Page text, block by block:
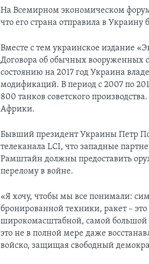
На Всемирном экономическом
что его страна отправила в Украину
Вместе с тем украинское издание
Договора об обычных вооруженных
состоянию на 2017 год Украина
модификаций. В период с 2007 по
800 танков советского
Африки.
Бывший президент Украины Петр
телеканала LCI, что западные
Рамштайн должны предоставить
перелому в войне.
«Я хочу, чтобы мы все понимали:
бронированной техники, ракет –
широкомасштабной, самой большой
это не в полной мере даже
войско, защищая свободный